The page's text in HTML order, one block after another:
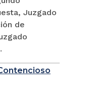
Juzgado
de